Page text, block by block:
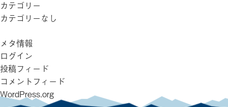
カテゴリー
カテゴリーなし
メタ情報
ログイン
投稿フィード
コメントフィード
WordPress.org